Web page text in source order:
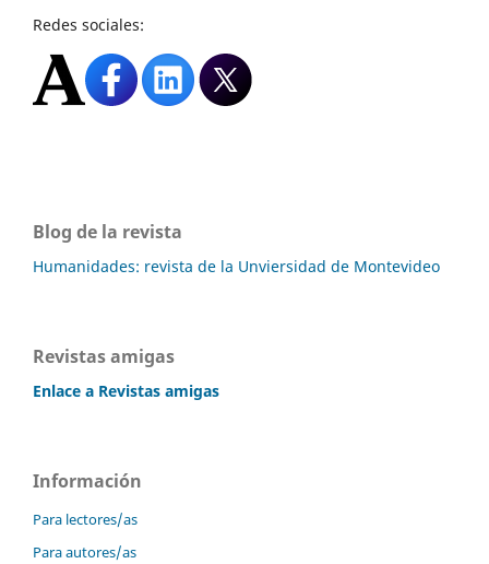
Redes sociales:
Blog de la revista
Humanidades: revista de la Unviersidad de Montevideo
Revistas amigas
Enlace a Revistas amigas
Información
Para lectores/as
Para autores/as